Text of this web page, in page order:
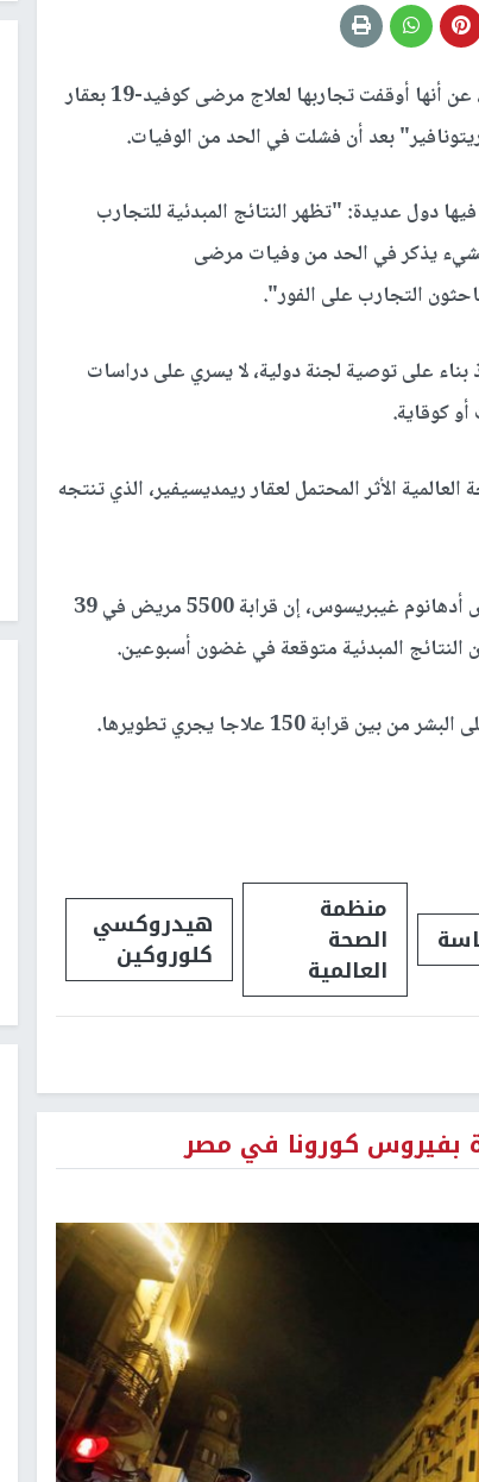
كشفت منظمة الصحة العالمية، عن أنها أوقفت تجاربها لعلاج مرضى كوفيد-19 بعقار
بعد أن فشلت في الحد من الوفيات.
دول عديدة: "تظهر النتائج المبدئية للتجارب
بشيء يذكر في الحد من وفيات مرضى
بناء على توصية لجنة دولية، لا يسري على دراسات
كوقاية.
الأثر المحتمل لعقار ريمديسيفير، الذي تنتجه
والجمعة، قال المدير لعام لمنظمة الصحة العالمية، تيدروس أدهانوم غيبريسوس، إن قرابة 5500 مريض في 39
النتائج المبدئية متوقعة في غضون أسبوعين.
منظمة
الصحة
العالمية
هيدروكسي
كلوروكين